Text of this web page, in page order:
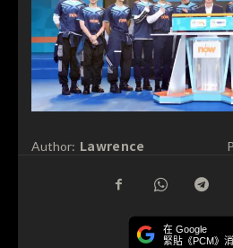
Author: Lawrence
在 Google
緊貼《PCM》